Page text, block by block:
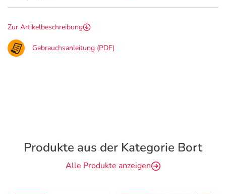
Zur Artikelbeschreibung
Gebrauchsanleitung (PDF)
Produkte aus der Kategorie Bort
Alle Produkte anzeigen